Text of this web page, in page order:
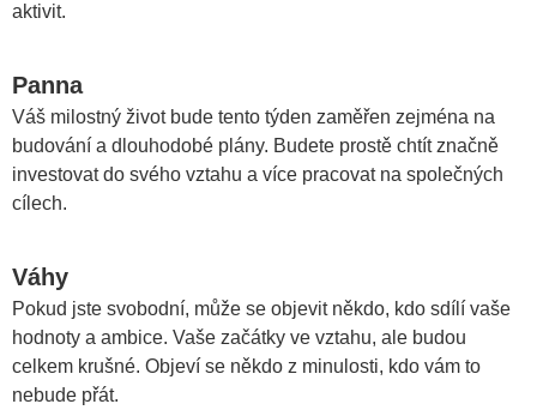
aktivit.
Panna
Váš milostný život bude tento týden zaměřen zejména na
budování a dlouhodobé plány. Budete prostě chtít značně
investovat do svého vztahu a více pracovat na společných
cílech.
Váhy
Pokud jste svobodní, může se objevit někdo, kdo sdílí vaše
hodnoty a ambice. Vaše začátky ve vztahu, ale budou
celkem krušné. Objeví se někdo z minulosti, kdo vám to
nebude přát.